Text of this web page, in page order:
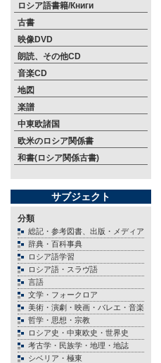
ロシア語書籍/Книги
古書
映像DVD
朗読、その他CD
音楽CD
地図
楽譜
中東欧諸国
欧米のロシア関係書
和書(ロシア関係古書)
サブジェクト
分類
総記・参考図書、出版・メディア
辞典・百科事典
ロシア語学習
ロシア語・スラヴ語
言語
文学・フォークロア
美術・演劇・映画・バレエ・音楽
哲学・思想・宗教
ロシア史・中東欧史・世界史
考古学・民族学・地理・地誌
シベリア・極東